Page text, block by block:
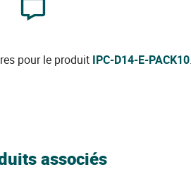
pour le produit IPC-D14-E-PACK10.
associés